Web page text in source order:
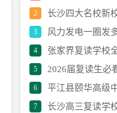
子高考更出彩？
2
长沙四大名校新
底大不大？
3
风力发电一圈发
理、结构与发电效率
4
张家界复读学校
资与升学率详解
5
2026届复读生必
节，帮你避开95%踩
6
平江县颐华高级
——深度解析备考策
7
长沙高三复读学